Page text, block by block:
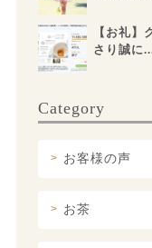
【お礼
さり誠に
Category
お客様の声
お茶